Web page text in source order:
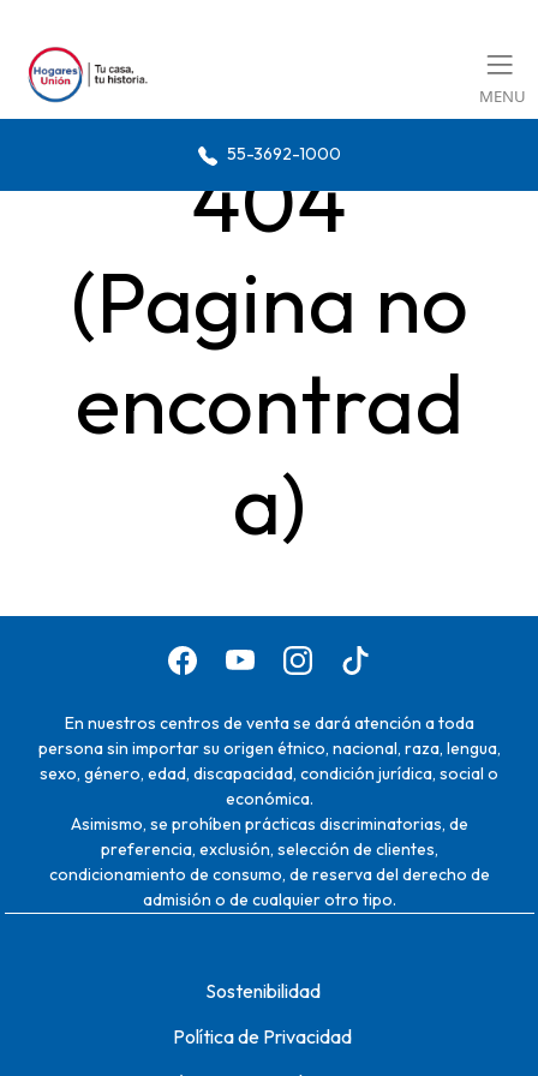
MENU
55-3692-1000
404
(Pagina no
encontrad
a)
En nuestros centros de venta se dará atención a toda
persona sin importar su origen étnico, nacional, raza, lengua,
sexo, género, edad, discapacidad, condición jurídica, social o
económica.
Asimismo, se prohíben prácticas discriminatorias, de
preferencia, exclusión, selección de clientes,
condicionamiento de consumo, de reserva del derecho de
admisión o de cualquier otro tipo.
Sostenibilidad
Política de Privacidad